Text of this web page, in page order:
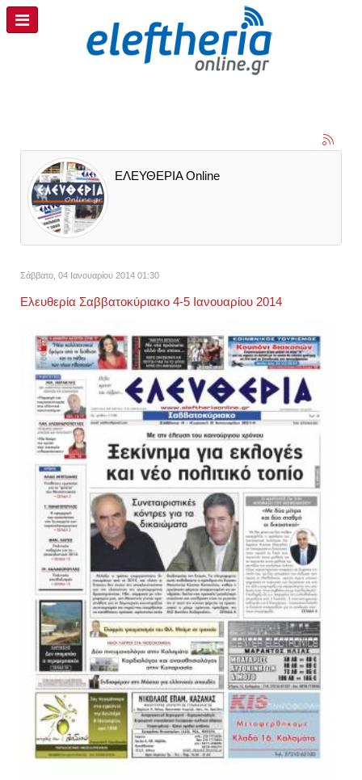
ΕΛΕΥΘΕΡΙΑ Online
Σάββατο, 04 Ιανουαρίου 2014 01:30
Ελευθερία Σαββατοκύριακο 4-5 Ιανουαρίου 2014